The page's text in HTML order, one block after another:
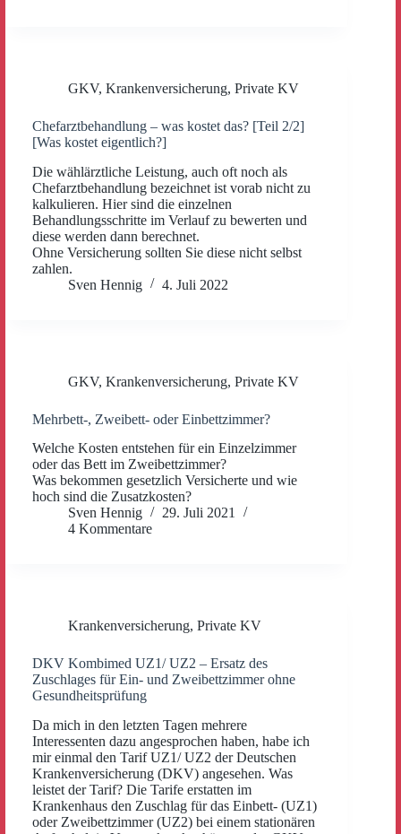
GKV, Krankenversicherung, Private KV
Chefarztbehandlung – was kostet das? [Teil 2/2]
[Was kostet eigentlich?]
Die wählärztliche Leistung, auch oft noch als
Chefarztbehandlung bezeichnet ist vorab nicht zu
kalkulieren. Hier sind die einzelnen
Behandlungsschritte im Verlauf zu bewerten und
diese werden dann berechnet.
Ohne Versicherung sollten Sie diese nicht selbst
zahlen.
Sven Hennig
4. Juli 2022
GKV, Krankenversicherung, Private KV
Mehrbett-, Zweibett- oder Einbettzimmer?
Welche Kosten entstehen für ein Einzelzimmer
oder das Bett im Zweibettzimmer?
Was bekommen gesetzlich Versicherte und wie
hoch sind die Zusatzkosten?
Sven Hennig
29. Juli 2021
4 Kommentare
Krankenversicherung, Private KV
DKV Kombimed UZ1/ UZ2 – Ersatz des
Zuschlages für Ein- und Zweibettzimmer ohne
Gesundheitsprüfung
Da mich in den letzten Tagen mehrere
Interessenten dazu angesprochen haben, habe ich
mir einmal den Tarif UZ1/ UZ2 der Deutschen
Krankenversicherung (DKV) angesehen. Was
leistet der Tarif? Die Tarife erstatten im
Krankenhaus den Zuschlag für das Einbett- (UZ1)
oder Zweibettzimmer (UZ2) bei einem stationären